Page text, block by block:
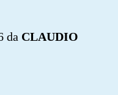
da CLAUDIO